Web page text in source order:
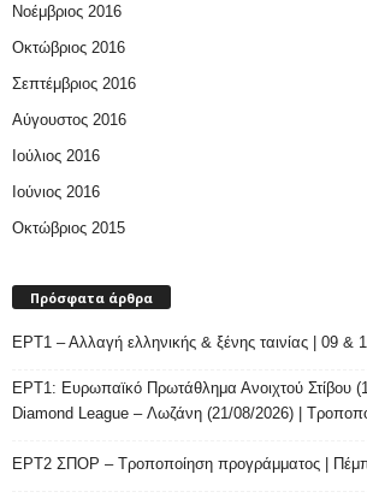
Νοέμβριος 2016
Οκτώβριος 2016
Σεπτέμβριος 2016
Αύγουστος 2016
Ιούλιος 2016
Ιούνιος 2016
Οκτώβριος 2015
Πρόσφατα άρθρα
ΕΡΤ1 – Αλλαγή ελληνικής & ξένης ταινίας | 09 &
ΕΡΤ1: Ευρωπαϊκό Πρωτάθλημα Ανοιχτού Στίβου
Diamond League – Λωζάνη (21/08/2026) |
ΕΡΤ2 ΣΠΟΡ – Τροποποίηση προγράμματος |